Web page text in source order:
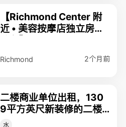
【Richmond Center 附
近 • 美容按摩店独立房间
Richmond 2个月前
二楼商业单位出租，130
9平方英尺新装修的二楼
单位
水